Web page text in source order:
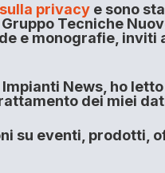
privacye sono
Tecniche
e monografie, inviti
News, ho
dei miei
su eventi, prodotti,